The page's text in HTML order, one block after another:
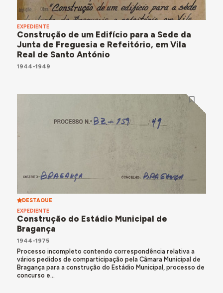
EXPEDIENTE
Construção de um Edifício para a Sede da
Junta de Freguesia e Refeitório, em Vila
Real de Santo António
1944-1949
DESTAQUE
EXPEDIENTE
Construção do Estádio Municipal de
Bragança
1944-1975
Processo incompleto contendo correspondência relativa a
vários pedidos de comparticipação pela Câmara Municipal de
Bragança para a construção do Estádio Municipal, processo de
concurso e...